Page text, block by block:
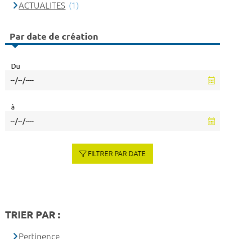
ACTUALITES (1)
Par date de création
Du
à
FILTRER PAR DATE
TRIER PAR :
Pertinence